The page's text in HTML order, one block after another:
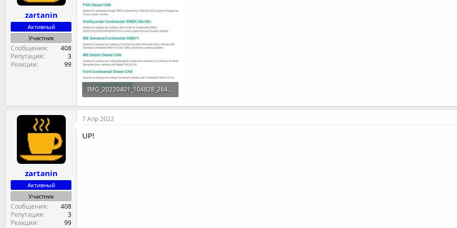
zartanin
Активный
Участник
Сообщения
408
Репутация
3
Реакции
99
IMG_20220401_104828_264.jpg
26.5 KB · Просмотры: 77
zartanin
Активный
Участник
Сообщения
408
Репутация
3
Реакции
99
7 Апр 2022
UP!